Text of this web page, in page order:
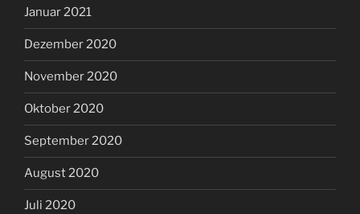
Januar 2021
Dezember 2020
November 2020
Oktober 2020
September 2020
August 2020
Juli 2020